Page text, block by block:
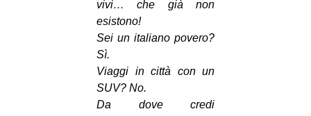
vivi… che già non
esistono!
Sei un italiano povero?
Sì.
Viaggi in città con un
SUV? No.
Da dove credi